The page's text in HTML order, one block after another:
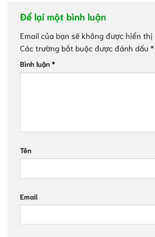
Để lại một bình luận
Email của bạn sẽ không được hiển thị
Các trường bắt buộc được đánh dấu *
Bình luận *
Tên
Email